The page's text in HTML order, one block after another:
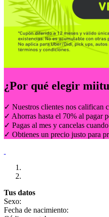
¿Por qué elegir
✓ Nuestros clientes nos califican
✓ Ahorras hasta el 70% al pagar
✓ Pagas al mes y cancelas
✓ Obtienes un precio justo para
Tus datos
Sexo:
Fecha de nacimiento: